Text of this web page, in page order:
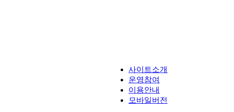
사이트소개
운영참여
이용안내
모바일버전